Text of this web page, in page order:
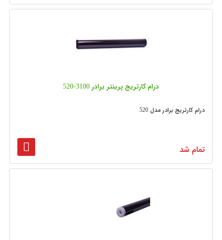
درام کارتریج پرینتر برادر 3100-520
درام کارتریج برادر مدل 520
تمام شد